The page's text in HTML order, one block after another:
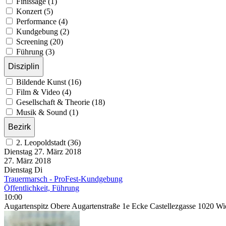
Konzert (5)
Performance (4)
Kundgebung (2)
Screening (20)
Führung (3)
Disziplin
Bildende Kunst (16)
Film & Video (4)
Gesellschaft & Theorie (18)
Musik & Sound (1)
Bezirk
2. Leopoldstadt (36)
Dienstag 27. März 2018
27. März 2018
Dienstag Di
Trauermarsch - ProFest-Kundgebung
Öffentlichkeit, Führung
10:00
Augartenspitz Obere Augartenstraße 1e Ecke Castellezgasse 1020